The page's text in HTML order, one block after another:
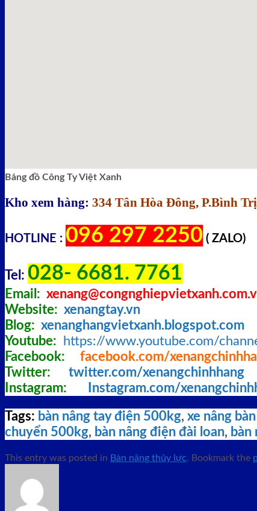
Bảng đồ Công Ty Việt Xanh
Kho xem hàng: 334 Tân Hòa Đông, P.Bình
HOTLINE : 096 297 2250 ( ZALO)
Tel: 028- 6681. 7761
Email:
Website: xenangtay.vn
Blog: xenanghangvietxanh.blogspot.com
Youtube:
https://www.youtube.com/
Facebook:
facebook.com/
Twitter:
twitter.com/xenangchinhhang
Instagram:
Instagram.com/
Tags: bàn nâng tay điện 500kg, xe nâng
chuyển 500kg, bàn nâng điện đài loan, bàn
This entry was posted in Bàn nâng thủy lực. Bookmark the